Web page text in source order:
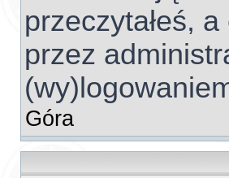
przeczytałeś,
przez
Góra